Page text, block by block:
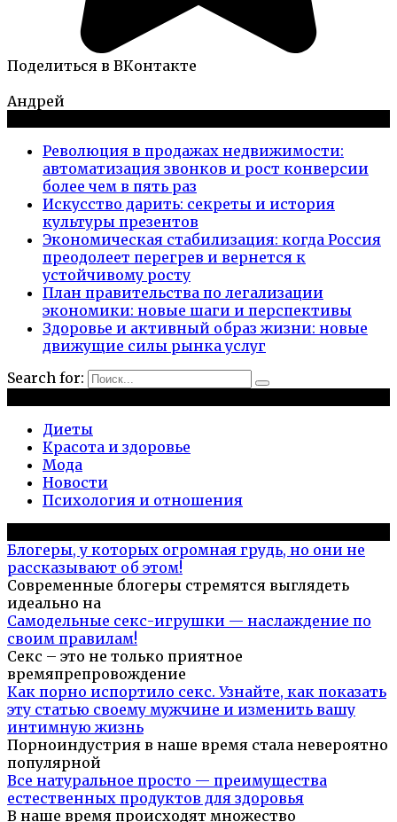
Поделиться в ВКонтакте
Андрей
Революция в продажах недвижимости:
автоматизация звонков и рост конверсии
более чем в пять раз
Искусство дарить: секреты и история
культуры презентов
Экономическая стабилизация: когда Россия
преодолеет перегрев и вернется к
устойчивому росту
План правительства по легализации
экономики: новые шаги и перспективы
Здоровье и активный образ жизни: новые
движущие силы рынка услуг
Search for:
Диеты
Красота и здоровье
Мода
Новости
Психология и отношения
Блогеры, у которых огромная грудь, но они не
рассказывают об этом!
Современные блогеры стремятся выглядеть
идеально на
Самодельные секс-игрушки — наслаждение по
своим правилам!
Секс – это не только приятное
времяпрепровождение
Как порно испортило секс. Узнайте, как показать
эту статью своему мужчине и изменить вашу
интимную жизнь
Порноиндустрия в наше время стала невероятно
популярной
Все натуральное просто — преимущества
естественных продуктов для здоровья
В наше время происходят множество